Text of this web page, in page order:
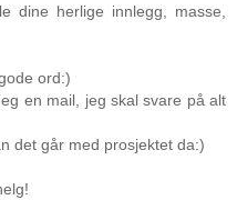
dine herlige innlegg, masse,
ord:)
en mail, jeg skal svare på alt
det går med prosjektet da:)